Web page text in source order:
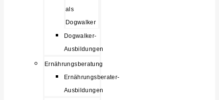
als
Dogwalker
Dogwalker-
Ausbildungen
Ernährungsberatung
Ernährungsberater-
Ausbildungen